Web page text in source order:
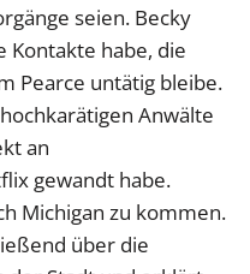
seien. Becky
Kontakte habe, die
Pearce untätig bleibe.
Anwälte
an
gewandt habe.
Michigan zu kommen.
über die